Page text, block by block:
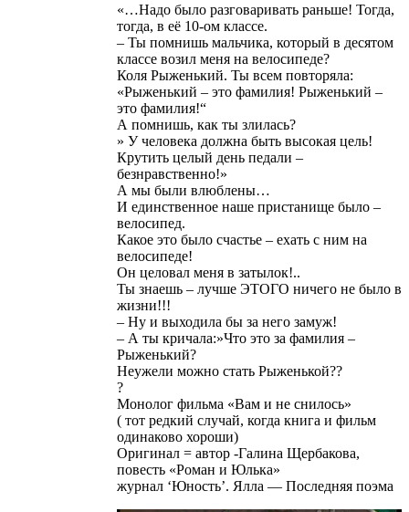
«…Надо было разговаривать раньше! Тогда,
тогда, в её 10-ом классе.
– Ты помнишь мальчика, который в десятом
классе возил меня на велосипеде?
Коля Рыженький. Ты всем повторяла:
«Рыженький – это фамилия! Рыженький –
это фамилия!“
А помнишь, как ты злилась?
» У человека должна быть высокая цель!
Крутить целый день педали –
безнравственно!»
А мы были влюблены…
И единственное наше пристанище было –
велосипед.
Какое это было счастье – ехать с ним на
велосипеде!
Он целовал меня в затылок!..
Ты знаешь – лучше ЭТОГО ничего не было в
жизни!!!
– Ну и выходила бы за него замуж!
– А ты кричала:»Что это за фамилия –
Рыженький?
Неужели можно стать Рыженькой??
?
Монолог фильма «Вам и не снилось»
( тот редкий случай, когда книга и фильм
одинаково хороши)
Оригинал = автор -Галина Щербакова,
повесть «Роман и Юлька»
журнал ‘Юность’. Ялла — Последняя поэма